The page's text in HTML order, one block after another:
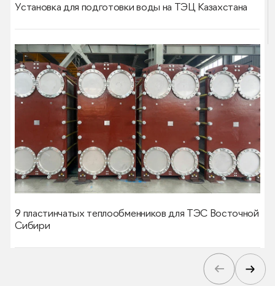
Установка для подготовки воды на ТЭЦ Казахстана
9 пластинчатых теплообменников для ТЭС Восточной
Сибири